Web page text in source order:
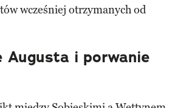
wcześniej otrzymanych od
Augusta i porwanie